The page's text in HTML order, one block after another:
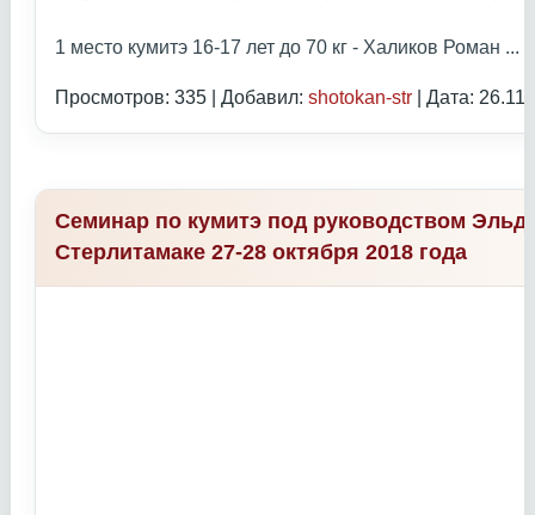
1 место кумитэ 16-17 лет до 70 кг - Халиков Роман ...
Просмотров: 335 | Добавил: shotokan-str | Дата:
Семинар по кумитэ под руководством
Стерлитамаке 27-28 октября 2018 года